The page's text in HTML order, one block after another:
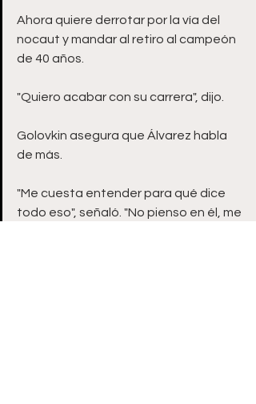
Ahora quiere derrotar por la vía del
nocaut y mandar al retiro al campeón
de 40 años.
"Quiero acabar con su carrera", dijo.
Golovkin asegura que Álvarez habla
de más.
"Me cuesta entender para qué dice
todo eso", señaló. "No pienso en él, me